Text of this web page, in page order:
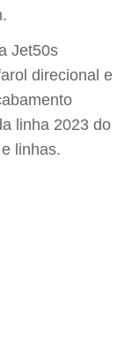
Jet50s
direcional e
linha 2023 do
linhas.